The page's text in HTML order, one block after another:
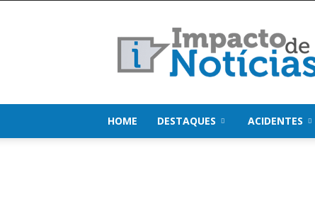
de
Notícias
HOME DESTAQUES ACIDENTES